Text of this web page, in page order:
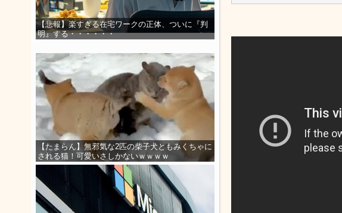
【悲報】楽すぎる在宅ワークの正体、ついに『判
明』する・・・・・・
【たまらん】無邪気な2匹の柴子犬ともみくちゃに
される猫！可愛いさしかないｗｗｗｗ